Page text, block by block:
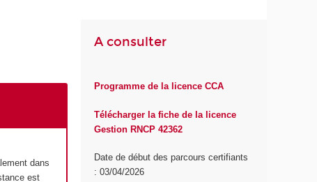
dans
est
A consulter
Programme de la licence CCA
Télécharger la fiche de la licence
Gestion RNCP 42362
Date de début des parcours certifiants
: 03/04/2026